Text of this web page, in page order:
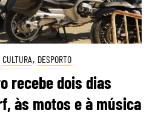
CULTURA, DESPORTO
recebe dois dias
às motos e à música